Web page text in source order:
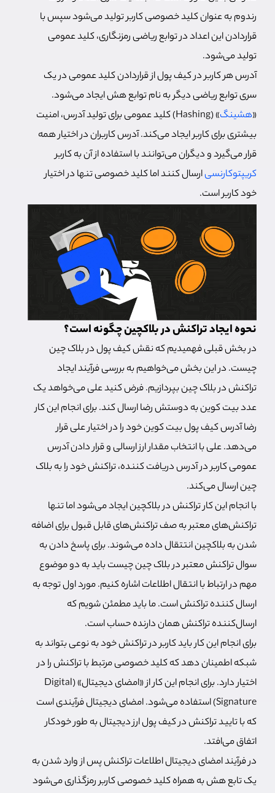
رندوم به عنوان کلید خصوصی کاربر تولید می‌شود سپس با
قراردادن این اعداد در توابع ریاضی رمزنگاری، کلید عمومی
تولید می‌شود.
آدرس هر کاربر در کیف پول از قراردادن کلید عمومی در یک
سری توابع ریاضی دیگر به نام توابع هش ایجاد می‌شود.
«هشینگ
» (Hashing) کلید عمومی برای تولید آدرس، امنیت
بیشتری برای کاربر ایجاد می‌کند. آدرس کاربران در اختیار همه
قرار می‌گیرد و دیگران می‌توانند با استفاده از آن به کاربر
کریپتوکارنسیارسال کنند اما کلید خصوصی تنها در اختیار
خود کاربر است.
نحوه ایجاد تراکنش در بلاکچین چگونه است؟
در بخش قبلی فهمیدیم که نقش کیف پول در بلاک چین
چیست. در این بخش می‌خواهیم به بررسی فرآیند ایجاد
تراکنش در بلاک چین بپردازیم. فرض کنید علی می‌خواهد یک
عدد بیت کوین به دوستش رضا ارسال کند. برای انجام این کار
رضا آدرس کیف پول بیت کوین خود را در اختیار علی قرار
می‌دهد. علی با انتخاب مقدار ارز ارسالی و قرار دادن آدرس
عمومی کاربر در آدرس دریافت کننده، تراکنش خود را به بلاک
چین ارسال می‌کند.
با انجام این کار تراکنش در بلاکچین ایجاد می‌شود اما تنها
تراکنش‌های معتبر به صف تراکنش‌های قابل قبول برای اضافه
شدن به بلاکچین انتتقال داده می‌شوند. برای پاسخ دادن به
سوال تراکنش معتبر در بلاک چین چیست باید به دو موضوع
مهم در ارتباط با انتقال اطلاعات اشاره کنیم. مورد اول توجه به
ارسال کننده تراکنش است. ما باید مطمئن شویم که
ارسال‌کننده تراکنش همان دارنده حساب است.
برای انجام این کار باید کاربر در تراکنش خود به نوعی بتواند به
شبکه اطمینان دهد که کلید خصوصی مرتبط با تراکنش را در
اختیار دارد. برای انجام این کار از «امضای دیجیتال» (Digital
Signature) استفاده می‌شود. امضای دیجیتال فرآیندی است
که با تایید تراکنش در کیف پول ارز دیجیتال به طور خودکار
اتفاق می‌افتد.
در فرآیند امضای دیجیتال اطلاعات تراکنش پس از وارد شدن به
یک تابع هش به همراه کلید خصوصی کاربر رمزگذاری می‌شود